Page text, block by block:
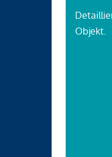
Objekt.